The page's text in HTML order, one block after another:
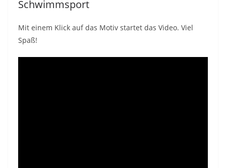
Schwimmsport
Mit einem Klick auf das Motiv startet das Video. Viel
Spaß!